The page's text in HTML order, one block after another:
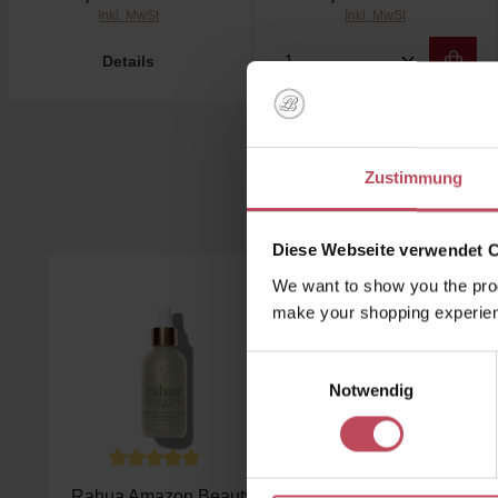
Zustimmung
Diese Webseite verwendet
We want to show you the
make your shopping
Notwendig
Inkl. MwSt
Details
Inkl. MwSt
Produkt Anzahl:
Durchschnittliche Bewertung von 5 von 5 Sternen